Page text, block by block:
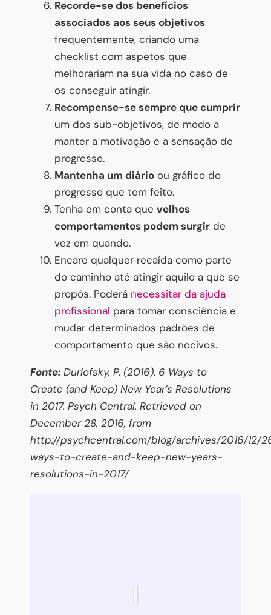
Recorde-se dos benefícios
associados aos seus objetivos
frequentemente, criando uma
checklist com aspetos que
melhorariam na sua vida no caso de
os conseguir atingir.
Recompense-se sempre que cumprir
um dos sub-objetivos, de modo a
manter a motivação e a sensação de
progresso.
Mantenha um diário ou gráfico do
progresso que tem feito.
Tenha em conta que velhos
comportamentos podem surgir de
vez em quando.
Encare qualquer recaída como parte
do caminho até atingir aquilo a que se
propôs. Poderá necessitar da ajuda
profissional para tomar consciência e
mudar determinados padrões de
comportamento que são nocivos.
Fonte: Durlofsky, P. (2016). 6 Ways to
Create (and Keep) New Year’s Resolutions
in 2017. Psych Central. Retrieved on
December 28, 2016, from
http://psychcentral.com/blog/archives/2016/12/
ways-to-create-and-keep-new-years-
resolutions-in-2017/